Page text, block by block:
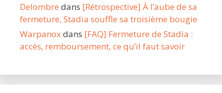
Delombre dans [Rétrospective] À l’aube de sa
fermeture, Stadia souffle sa troisième bougie
Warpanoxdans [FAQ] Fermeture de Stadia :
accès, remboursement, ce qu’il faut savoir